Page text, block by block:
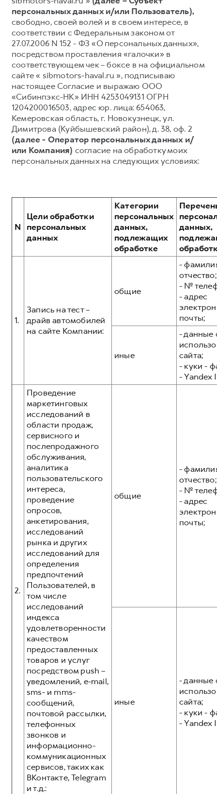
DARGO
от 3 199 000 ₽
DARGO X
от 3 499 000 ₽
F7
от 2 899 000 ₽ от 3 599 000 ₽
POER
от 3 449 000 ₽
Тест-драйв
Трейд-ин
КРЕДИТ И СТРАХОВАНИЕ
Кредитный калькулятор
Страхование
Кредит
КОРПОРАТИВНЫМ КЛИЕНТАМ
Для малого бизнеса
Система управления автопарком
Сервис для корпоративных клиентов
HAVAL Лизинг
Коллекция Базовая
Коллекция Детская
СЕРВИСНОЕ ОБСЛУЖИВАНИЕ
Нулевое ТО
Программа «Помощь на дороге»
Регламенты технического обслуживания
Электронный ПТС
ПОДДЕРЖКА
GWM Безопасность
Гарантия HAVAL
Мобильное приложение GWM
АКСЕССУАРЫ HAVAL
Автомобильные аксессуары
О дилере
Наша команда
Контакты
персональных данных и/или Пользователь),
свободно, своей волей и в своем интересе, в
соответствии с Федеральным законом от
27.07.2006 N 152 - ФЗ «О персональных данных»,
посредством проставления «галочки» в
соответствующем чек – боксе в на официальном
сайте « sibmotors-haval.ru », подписываю
настоящее Согласие и выражаю ООО
«Сибинпэкс-НК» ИНН 4253049131 ОГРН
1204200016503, адрес юр. лица: 654063,
Кемеровская область, г. Новокузнецк, ул.
Димитрова (Куйбышевский район), д. 38, оф. 2
(далее - Оператор персональных данных и/
или Компания) согласие на обработку моих
персональных данных на следующих условиях:
N
Цели обработки
персональных
данных
Категории
персональных
данных,
подлежащих
обработке
данных,
1.
Запись на тест –
драйв автомобилей
на сайте Компании:
общие
-
отчество;
- №
- адрес
почты;
иные
- данные
сайта;
- куки -
- Yandex
2.
Проведение
маркетинговых
исследований в
области продаж,
сервисного и
послепродажного
обслуживания,
аналитика
пользовательского
интереса,
проведение
опросов,
анкетирования,
исследований
рынка и других
исследований для
определения
предпочтений
Пользователей, в
том числе
исследований
индекса
удовлетворенности
качеством
предоставленных
товаров и услуг
посредством push –
уведомлений, e-mail,
sms- и mms-
сообщений,
почтовой рассылки,
телефонных
звонков и
информационно-
коммуникационных
сервисов, таких как
ВКонтакте, Telegram
и т.д.:
общие
-
отчество;
- №
- адрес
почты;
иные
- данные
сайта;
- куки -
- Yandex